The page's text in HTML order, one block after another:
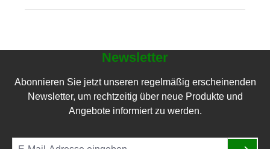
Newsletter
Abonnieren Sie jetzt unseren regelmäßig erscheinenden
Newsletter, um rechtzeitig über neue Produkte und
Angebote informiert zu werden.